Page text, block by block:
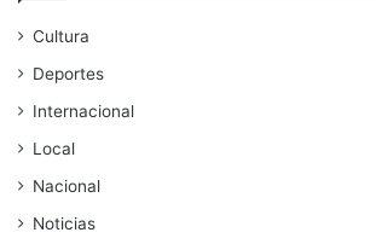
Cultura
Deportes
Internacional
Local
Nacional
Noticias